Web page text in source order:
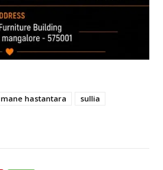
mane hastantara
sullia